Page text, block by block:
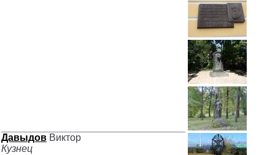
Давыдов Виктор
Кузнец